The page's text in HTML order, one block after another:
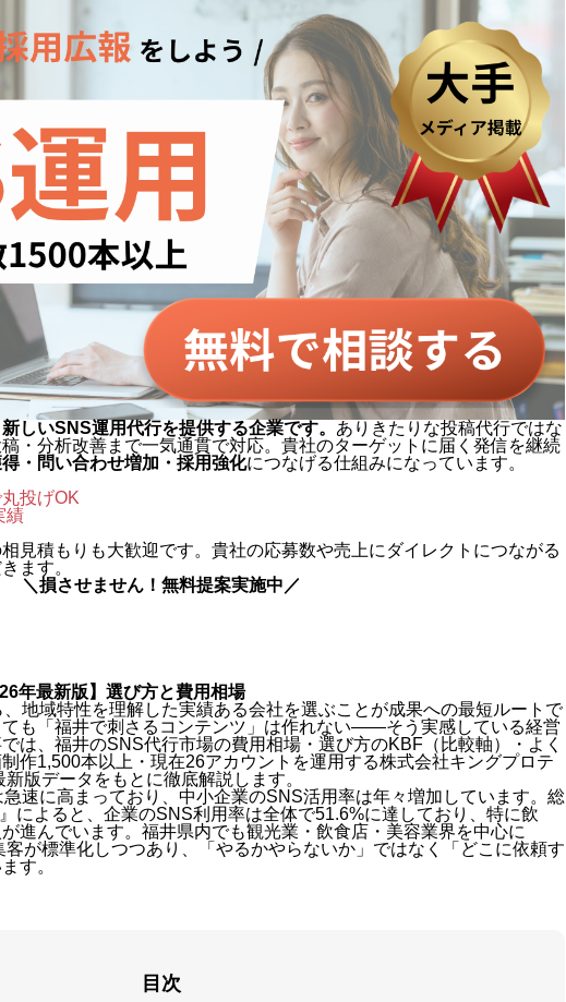
しいSNS運用代行を提供する企業です。 ありきたりな投稿代行ではな
・分析改善まで一気通貫で対応。貴社のターゲットに届く発信を継続
・問い合わせ増加・採用強化につなげる仕組みになっています。
投げOK
績
見積もりも大歓迎です。貴社の応募数や売上にダイレクトにつながる
ます。
＼損させません！無料提案実施中／
年最新版】選び方と費用相場
地域特性を理解した実績ある会社を選ぶことが成果への最短ルートで
も「福井で刺さるコンテンツ」は作れない——そう実感している経営
は、福井のSNS代行市場の費用相場・選び方のKBF（比較軸）・よく
作1,500本以上・現在26アカウントを運用する株式会社キングプロテ
版データをもとに徹底解説します。
速に高まっており、中小企業のSNS活用率は年々増加しています。総
によると、企業のSNS利用率は全体で51.6%に達しており、特に飲
進んでいます。福井県内でも観光業・飲食店・美容業界を中心に
客が標準化しつつあり、「やるかやらないか」ではなく「どこに依頼す
す。
目次